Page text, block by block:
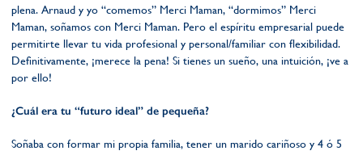
plena. Arnaud y yo “comemos” Merci Maman, “dormimos” Merci
Maman, soñamos con Merci Maman. Pero el espíritu empresarial puede
permitirte llevar tu vida profesional y personal/familiar con flexibilidad.
Definitivamente, ¡merece la pena! Si tienes un sueño, una intuición, ¡ve a
por ello!
¿Cuál era tu “futuro ideal” de pequeña?
Soñaba con formar mi propia familia, tener un marido cariñoso y 4 ó 5